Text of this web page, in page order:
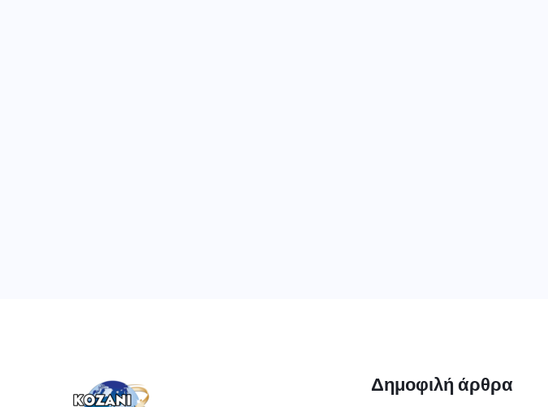
Δημοφιλή άρθρα